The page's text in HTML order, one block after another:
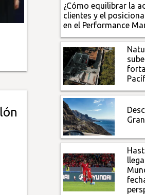
¿Cómo equilibrar la
clientes y el
en el Performance